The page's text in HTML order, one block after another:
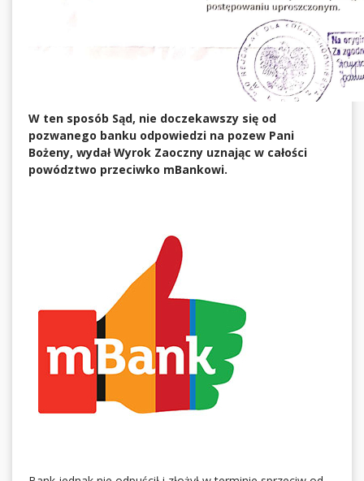
W ten sposób Sąd, nie doczekawszy się od
pozwanego banku odpowiedzi na pozew Pani
Bożeny, wydał Wyrok Zaoczny uznając w całości
powództwo przeciwko mBankowi.